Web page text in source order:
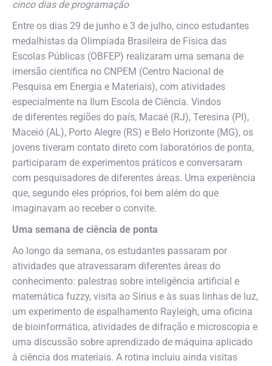
cinco dias de programação
Entre os dias 29 de junho e 3 de julho, cinco estudantes
medalhistas da Olimpíada Brasileira de Física das
Escolas Públicas (OBFEP) realizaram uma semana de
imersão científica no CNPEM (Centro Nacional de
Pesquisa em Energia e Materiais), com atividades
especialmente na Ilum Escola de Ciência. Vindos
de diferentes regiões do país, Macaé (RJ), Teresina (PI),
Maceió (AL), Porto Alegre (RS) e Belo Horizonte (MG), os
jovens tiveram contato direto com laboratórios de ponta,
participaram de experimentos práticos e conversaram
com pesquisadores de diferentes áreas. Uma experiência
que, segundo eles próprios, foi bem além do que
imaginavam ao receber o convite.
Uma semana de ciência de ponta
Ao longo da semana, os estudantes passaram por
atividades que atravessaram diferentes áreas do
conhecimento: palestras sobre inteligência artificial e
matemática fuzzy, visita ao Sirius e às suas linhas de luz,
um experimento de espalhamento Rayleigh, uma oficina
de bioinformática, atividades de difração e microscopia e
uma discussão sobre aprendizado de máquina aplicado
à ciência dos materiais. A rotina incluiu ainda visitas